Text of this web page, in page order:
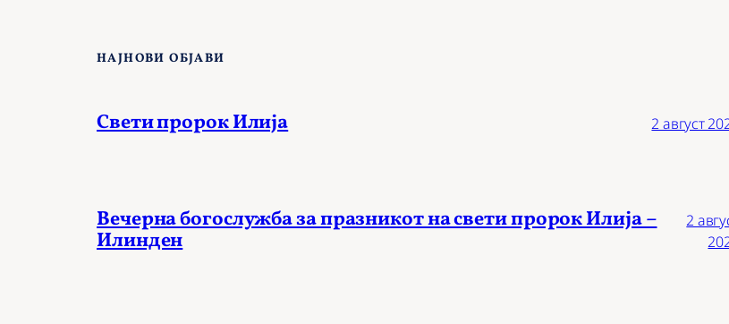
НАЈНОВИ ОБЈАВИ
Свети пророк Илија 2 август
Вечерна богослужба за празникот на свети пророк Илија –
Илинден
2